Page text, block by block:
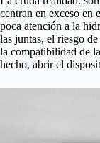
centran en exceso en
poca atención a la
las juntas, el riesgo
la compatibilidad de
hecho, abrir el